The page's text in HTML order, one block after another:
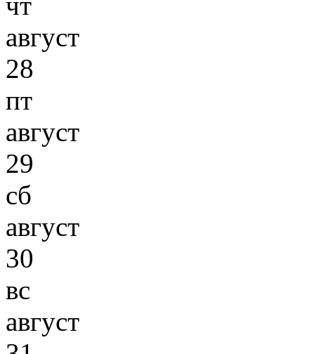
август
28
пт
август
29
сб
август
30
вс
август